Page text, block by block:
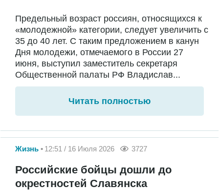
Предельный возраст россиян, относящихся к
«молодежной» категории, следует увеличить с
35 до 40 лет. С таким предложением в канун
Дня молодежи, отмечаемого в России 27
июня, выступил заместитель секретаря
Общественной палаты РФ Владислав...
Читать полностью
Жизнь 12:51 / 16 Июля 2026 3727
Российские бойцы дошли до
окрестностей Славянска